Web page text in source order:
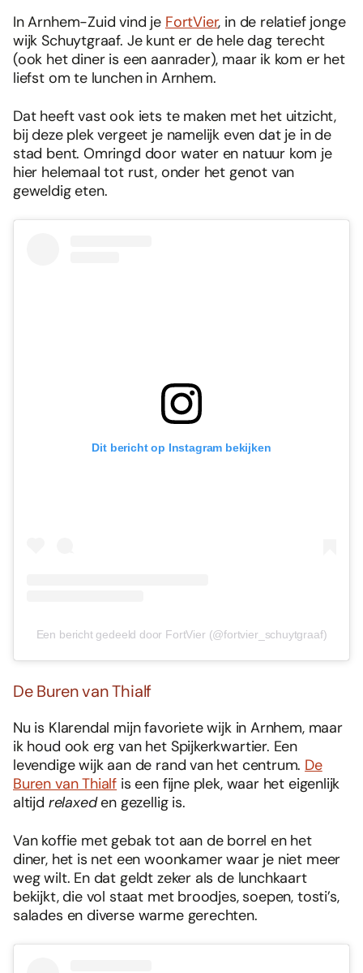
Foodies 08/2026
Tropische smaakexplosies
Abonneren
In Arnhem-Zuid vind je FortVier, in de relatief jonge
wijk Schuytgraaf. Je kunt er de hele dag terecht
(ook het diner is een aanrader), maar ik kom er het
liefst om te lunchen in Arnhem.
Dat heeft vast ook iets te maken met het uitzicht,
bij deze plek vergeet je namelijk even dat je in de
stad bent. Omringd door water en natuur kom je
hier helemaal tot rust, onder het genot van
geweldig eten.
Dit bericht op Instagram bekijken
Een bericht gedeeld door FortVier (@fortvier_schuytgraaf)
De Buren van Thialf
Nu is Klarendal mijn favoriete wijk in Arnhem, maar
ik houd ook erg van het Spijkerkwartier. Een
levendige wijk aan de rand van het centrum. De
Buren van Thialf is een fijne plek, waar het eigenlijk
altijd relaxeden gezellig is.
Van koffie met gebak tot aan de borrel en het
diner, het is net een woonkamer waar je niet meer
weg wilt. En dat geldt zeker als de lunchkaart
bekijkt, die vol staat met broodjes, soepen, tosti’s,
salades en diverse warme gerechten.